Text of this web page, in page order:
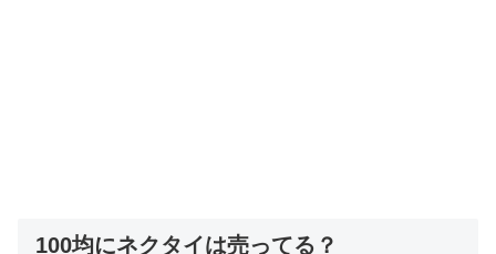
100均にネクタイは売ってる？